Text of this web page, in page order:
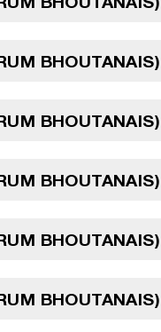
BHOUTANAIS)
BHOUTANAIS)
BHOUTANAIS)
BHOUTANAIS)
BHOUTANAIS)